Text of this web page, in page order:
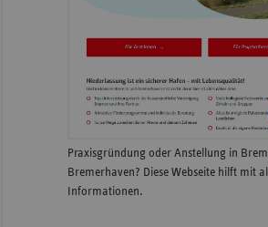
Praxisgründung oder Anstellung in
Bremerhaven? Diese Webseite hilft mit
Informationen.